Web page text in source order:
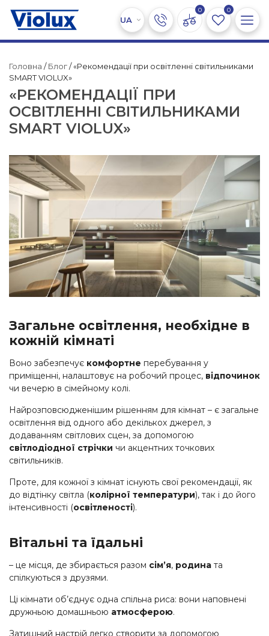
0 0
Головна /Блог/ «Рекомендації при освітленні світильниками
SMART VIOLUX»
«РЕКОМЕНДАЦІЇ ПРИ
ОСВІТЛЕННІ СВІТИЛЬНИКАМИ
SMART VIOLUX»
Загальне освітлення, необхідне в
кожній кімнаті
Воно забезпечує комфортне перебування у
приміщенні, налаштовує на робочий процес, відпочинок
чи вечерю в сімейному колі.
Найрозповсюдженішим рішенням для кімнат – є загальне
освітлення від одного або декількох джерел, з
додаванням світлових сцен, за допомогою
світлодіодної стрічки чи акцентних точкових
світильників.
Проте, для кожної з кімнат існують свої рекомендації, як
до відтінку світла (колірної температури), так і до його
інтенсивності (освітленості).
Вітальні та їдальні
– це місця, де збирається разом сім’я, родина та
спілкуються з друзями.
Ці кімнати об’єднує одна спільна риса: вони наповнені
дружньою домашньою атмосферою.
Затишний настрій легко створити за допомогою